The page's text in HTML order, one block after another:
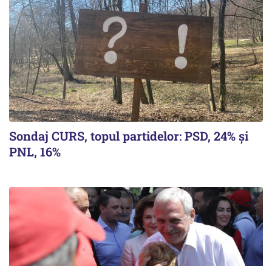
Sondaj CURS, topul partidelor: PSD, 24% şi
PNL, 16%